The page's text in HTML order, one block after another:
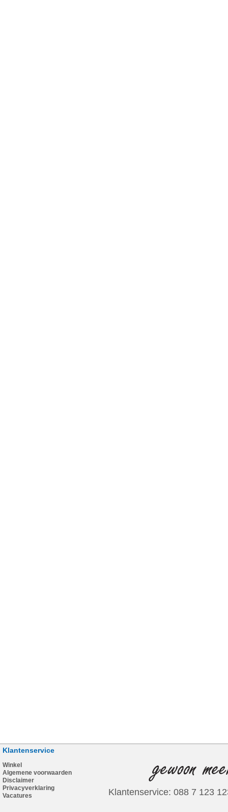
Klantenservice
Winkel
Algemene voorwaarden
Disclaimer
Privacyverklaring
Vacatures
Klantenservice: 088 7 123